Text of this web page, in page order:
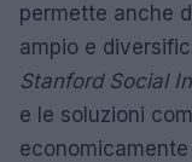
permette anche
ampio e
Stanford Social
e le soluzioni